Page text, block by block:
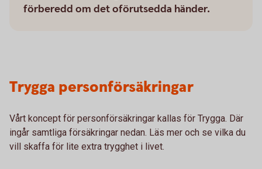
förberedd om det oförutsedda händer.
Trygga personförsäkringar
Vårt koncept för personförsäkringar kallas för Trygga. Där
ingår samtliga försäkringar nedan. Läs mer och se vilka du
vill skaffa för lite extra trygghet i livet.